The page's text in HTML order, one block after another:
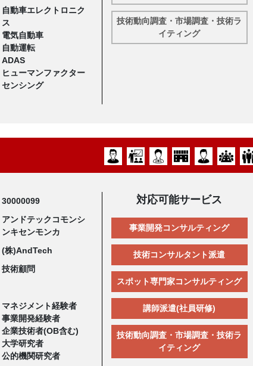
自動車エレクトロニク
ス
電気自動車
自動運転
ADAS
ヒューマンファクター
センシング
技術動向調査・市場調査・技術ラ
イティング
30000099
アンドテックコモンシ
ンキセンモンカ
(株)AndTech
技術顧問
マネジメント経験者
事業開発経験者
企業技術者(OB含む)
大学研究者
公的機関研究者
対応可能サービス
事業開発コンサルティング
技術コンサルタント派遣
スポット専門家コンサルティング
講師派遣(社員研修)
技術動向調査・市場調査・技術ラ
イティング